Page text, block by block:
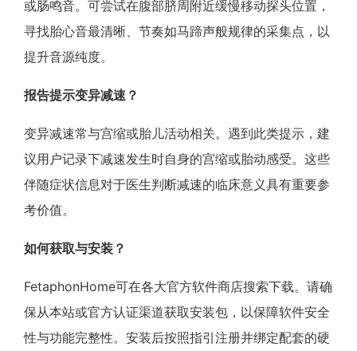
或肠鸣音。可尝试在腹部脐周附近缓慢移动探头位置，
寻找胎心音最清晰、节奏如马蹄声般规律的采集点，以
提升音源纯度。
报告提示变异减速？
变异减速常与宫缩或胎儿活动相关。遇到此类提示，建
议用户记录下减速发生时自身的宫缩或胎动感受。这些
伴随症状信息对于医生判断减速的临床意义具有重要参
考价值。
如何获取与安装？
FetaphonHome可在各大官方软件商店搜索下载。请确
保从本站或官方认证渠道获取安装包，以保障软件安全
性与功能完整性。安装后按照指引注册并绑定配套的硬